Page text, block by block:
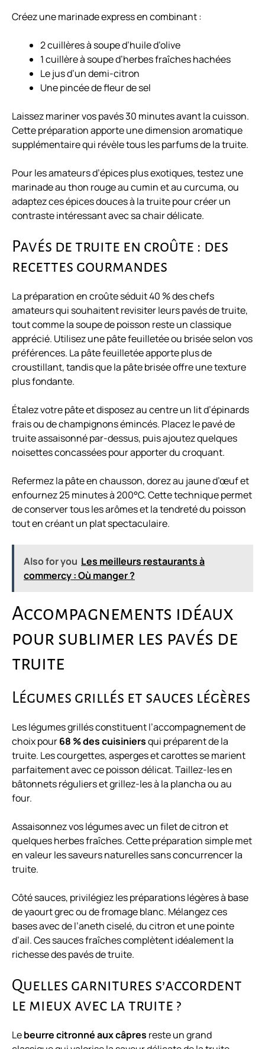
Créez une marinade express en combinant :
2 cuillères à soupe d’huile d’olive
1 cuillère à soupe d’herbes fraîches hachées
Le jus d’un demi-citron
Une pincée de fleur de sel
Laissez mariner vos pavés 30 minutes avant la cuisson.
Cette préparation apporte une dimension aromatique
supplémentaire qui révèle tous les parfums de la truite.
Pour les amateurs d’épices plus exotiques, testez une
marinade au thon rougeau cumin et au curcuma, ou
adaptez ces épices douces à la truite pour créer un
contraste intéressant avec sa chair délicate.
Pavés de truite en croûte : des
recettes gourmandes
La préparation en croûte séduit 40 % des chefs
amateurs qui souhaitent revisiter leurs pavés de truite,
tout comme la soupe de poisson reste un classique
apprécié. Utilisez une pâte feuilletée ou brisée selon vos
préférences. La pâte feuilletée apporte plus de
croustillant, tandis que la pâte brisée offre une texture
plus fondante.
Étalez votre pâte et disposez au centre un lit d’épinards
frais ou de champignons émincés. Placez le pavé de
truite assaisonné par-dessus, puis ajoutez quelques
noisettes concassées pour apporter du croquant.
Refermez la pâte en chausson, dorez au jaune d’œuf et
enfournez 25 minutes à 200°C. Cette technique permet
de conserver tous les arômes et la tendreté du poisson
tout en créant un plat spectaculaire.
Also for you Les meilleurs restaurants à
commercy : Où manger ?
Accompagnements idéaux
pour sublimer les pavés de
truite
Légumes grillés et sauces légères
Les légumes grillés constituent l’accompagnement de
choix pour68 % des cuisiniersqui préparent de la
truite. Les courgettes, asperges et carottes se marient
parfaitement avec ce poisson délicat. Taillez-les en
bâtonnets réguliers et grillez-les à la plancha ou au
four.
Assaisonnez vos légumes avec un filet de citron et
quelques herbes fraîches. Cette préparation simple met
en valeur les saveurs naturelles sans concurrencer la
truite.
Côté sauces, privilégiez les préparations légères à base
de yaourt grec ou de fromage blanc. Mélangez ces
bases avec de l’aneth ciselé, du citron et une pointe
d’ail. Ces sauces fraîches complètent idéalement la
richesse des pavés de truite.
Quelles garnitures s’accordent
le mieux avec la truite ?
Lebeurre citronné aux câpres reste un grand